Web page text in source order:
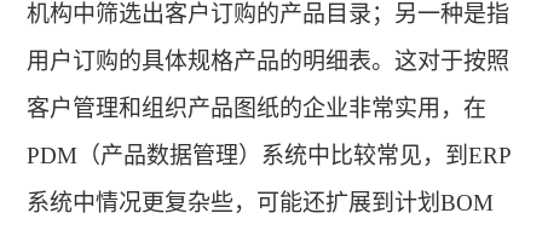
机构中筛选出客户订购的产品目录；另一种是指
用户订购的具体规格产品的明细表。这对于按照
客户管理和组织产品图纸的企业非常实用，在
PDM（产品数据管理）系统中比较常见，到ERP
系统中情况更复杂些，可能还扩展到计划BOM